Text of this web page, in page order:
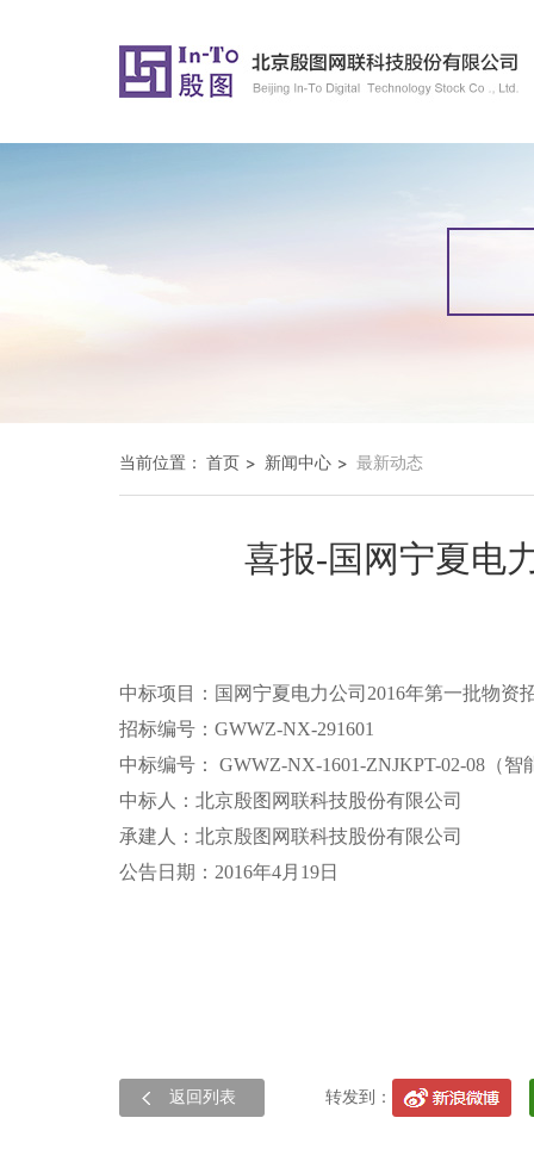
当前位置： 首页 新闻中心 最新动态
喜报-国网宁夏电
中标项目：国网宁夏电力公司2016年第一批物资
招标编号：GWWZ-NX-291601
中标编号： GWWZ-NX-1601-ZNJKPT-02-08（
中标人：北京殷图网联科技股份有限公司
承建人：北京殷图网联科技股份有限公司
公告日期：2016年4月19日
返回列表 转发到：